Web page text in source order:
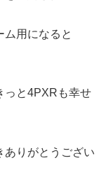
ム用になると
っと4PXRも幸せ
ありがとうござい